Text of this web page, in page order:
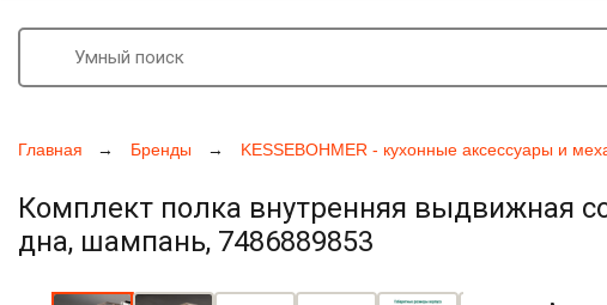
Главная Бренды KESSEBOHMER - кухонные аксессуары и
Комплект полка внутренняя выдвижная
дна, шампань, 7486889853